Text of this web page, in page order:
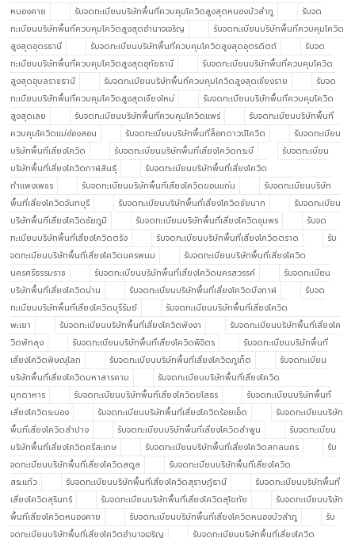
หนองคาย รับจดทะเบียนบริษัทพื้นที่ควบคุมโควิดสูงสุดหนองบัวลำภู
รับจด
ทะเบียนบริษัทพื้นที่ควบคุมโควิดสูงสุดอำนาจเจริญ
รับจดทะเบียนบริษัทพื้นที่ควบคุมโควิด
สูงสุดอุดรธานี
รับจดทะเบียนบริษัทพื้นที่ควบคุมโควิดสูงสุดอุตรดิตถ์
รับจด
ทะเบียนบริษัทพื้นที่ควบคุมโควิดสูงสุดอุทัยธานี
รับจดทะเบียนบริษัทพื้นที่ควบคุมโควิด
สูงสุดอุบลราชธานี
รับจดทะเบียนบริษัทพื้นที่ควบคุมโควิดสูงสุดเชียงราย
รับจด
ทะเบียนบริษัทพื้นที่ควบคุมโควิดสูงสุดเชียงใหม่
รับจดทะเบียนบริษัทพื้นที่ควบคุมโควิด
สูงสุดเลย
รับจดทะเบียนบริษัทพื้นที่ควบคุมโควิดแพร่
รับจดทะเบียนบริษัทพื้นที่
ควบคุมโควิดแม่ฮ่องสอน
รับจดทะเบียนบริษัทพื้นที่ล็อกดาวน์โควิด
รับจดทะเบียน
บริษัทพื้นที่เสี่ยงโควิด
รับจดทะเบียนบริษัทพื้นที่เสี่ยงโควิดกระบี่
รับจดทะเบียน
บริษัทพื้นที่เสี่ยงโควิดกาฬสินธุ์
รับจดทะเบียนบริษัทพื้นที่เสี่ยงโควิด
กำแพงเพชร
รับจดทะเบียนบริษัทพื้นที่เสี่ยงโควิดขอนแก่น
รับจดทะเบียนบริษัท
พื้นที่เสี่ยงโควิดจันทบุรี
รับจดทะเบียนบริษัทพื้นที่เสี่ยงโควิดชัยนาท
รับจดทะเบียน
บริษัทพื้นที่เสี่ยงโควิดชัยภูมิ
รับจดทะเบียนบริษัทพื้นที่เสี่ยงโควิดชุมพร
รับจด
ทะเบียนบริษัทพื้นที่เสี่ยงโควิดตรัง
รับจดทะเบียนบริษัทพื้นที่เสี่ยงโควิดตราด
รับ
จดทะเบียนบริษัทพื้นที่เสี่ยงโควิดนครพนม
รับจดทะเบียนบริษัทพื้นที่เสี่ยงโควิด
นครศรีธรรมราช
รับจดทะเบียนบริษัทพื้นที่เสี่ยงโควิดนครสวรรค์
รับจดทะเบียน
บริษัทพื้นที่เสี่ยงโควิดน่าน
รับจดทะเบียนบริษัทพื้นที่เสี่ยงโควิดบึงกาฬ
รับจด
ทะเบียนบริษัทพื้นที่เสี่ยงโควิดบุรีรัมย์
รับจดทะเบียนบริษัทพื้นที่เสี่ยงโควิด
พะเยา
รับจดทะเบียนบริษัทพื้นที่เสี่ยงโควิดพังงา
รับจดทะเบียนบริษัทพื้นที่เสี่ยงโค
วิดพัทลุง
รับจดทะเบียนบริษัทพื้นที่เสี่ยงโควิดพิจิตร
รับจดทะเบียนบริษัทพื้นที่
เสี่ยงโควิดพิษณุโลก
รับจดทะเบียนบริษัทพื้นที่เสี่ยงโควิดภูเก็ต
รับจดทะเบียน
บริษัทพื้นที่เสี่ยงโควิดมหาสารคาม
รับจดทะเบียนบริษัทพื้นที่เสี่ยงโควิด
มุกดาหาร
รับจดทะเบียนบริษัทพื้นที่เสี่ยงโควิดยโสธร
รับจดทะเบียนบริษัทพื้นที่
เสี่ยงโควิดระนอง
รับจดทะเบียนบริษัทพื้นที่เสี่ยงโควิดร้อยเอ็ด
รับจดทะเบียนบริษัท
พื้นที่เสี่ยงโควิดลำปาง
รับจดทะเบียนบริษัทพื้นที่เสี่ยงโควิดลำพูน
รับจดทะเบียน
บริษัทพื้นที่เสี่ยงโควิดศรีสะเกษ
รับจดทะเบียนบริษัทพื้นที่เสี่ยงโควิดสกลนคร
รับ
จดทะเบียนบริษัทพื้นที่เสี่ยงโควิดสตูล
รับจดทะเบียนบริษัทพื้นที่เสี่ยงโควิด
สระแก้ว
รับจดทะเบียนบริษัทพื้นที่เสี่ยงโควิดสุราษฎ์ธานี
รับจดทะเบียนบริษัทพื้นที่
เสี่ยงโควิดสุรินทร์
รับจดทะเบียนบริษัทพื้นที่เสี่ยงโควิดสุโขทัย
รับจดทะเบียนบริษัท
พื้นที่เสี่ยงโควิดหนองคาย
รับจดทะเบียนบริษัทพื้นที่เสี่ยงโควิดหนองบัวลำภู
รับ
จดทะเบียนบริษัทพื้นที่เสี่ยงโควิดอำนาจเจริญ
รับจดทะเบียนบริษัทพื้นที่เสี่ยงโควิด